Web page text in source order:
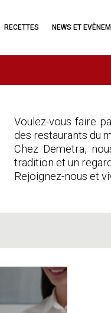
RECETTES NEWS ET
Voulez-vous faire
des restaurants du
Chez Demetra,
tradition et un
Rejoignez-nous et